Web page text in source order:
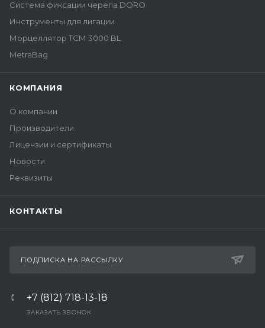
Система фиксации черепа DORO
Инструменты для лигации
Морцеллятор ТСМ 3000 BL
MetraBag
КОМПАНИЯ
О компании
Производители
Лицензии и сертификаты
Новости
Реквизиты
КОНТАКТЫ
ПОДПИСКА НА РАССЫЛКУ
+7 (812) 718-13-18
ЗАКАЗАТЬ ЗВОНОК